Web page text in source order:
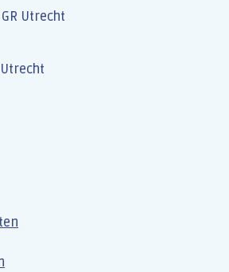
Utrecht